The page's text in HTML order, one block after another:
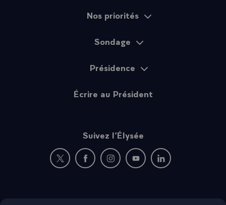
Nos priorités
Sondage
Présidence
Écrire au Président
Suivez l’Élysée
Nouvelle fenêtre : rejoignez-nous sur Twitter
Nouvelle fenêtre : rejoignez-nous sur
Nouvelle fenêtre : rejoignez-nous
Nouvelle fenêtre :
Nouvelle fenêtre :